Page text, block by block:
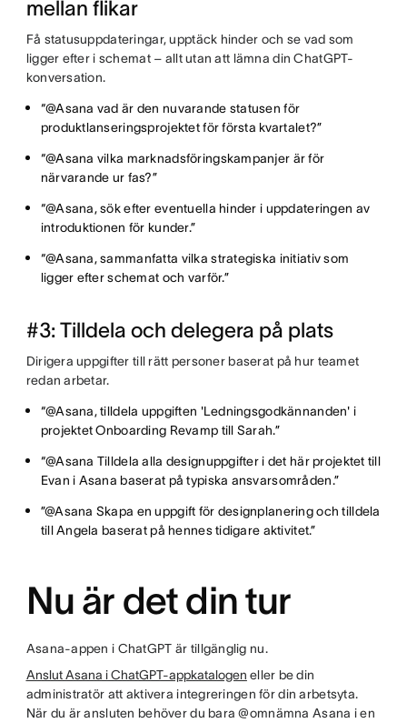
mellan flikar
Få statusuppdateringar, upptäck hinder och se vad som
ligger efter i schemat – allt utan att lämna din ChatGPT-
konversation.
“@Asana vad är den nuvarande statusen för
produktlanseringsprojektet för första kvartalet?”
“@Asana vilka marknadsföringskampanjer är för
närvarande ur fas?”
“@Asana, sök efter eventuella hinder i uppdateringen av
introduktionen för kunder.”
“@Asana, sammanfatta vilka strategiska initiativ som
ligger efter schemat och varför.”
#3: Tilldela och delegera på plats
Dirigera uppgifter till rätt personer baserat på hur teamet
redan arbetar.
“@Asana, tilldela uppgiften 'Ledningsgodkännanden' i
projektet Onboarding Revamp till Sarah.”
“@Asana Tilldela alla designuppgifter i det här projektet till
Evan i Asana baserat på typiska ansvarsområden.”
”@Asana Skapa en uppgift för designplanering och tilldela
till Angela baserat på hennes tidigare aktivitet.”
Nu är det din tur
Asana-appen i ChatGPT är tillgänglig nu.
Anslut Asana i ChatGPT-appkatalogen eller be din
administratör att aktivera integreringen för din arbetsyta.
När du är ansluten behöver du bara @omnämna Asana i en